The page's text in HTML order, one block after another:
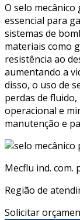
O selo
essencial para
sistemas de
materiais como
resistência ao
aumentando a
disso, o uso de
perdas de
operacional e
manutenção e
Mecflu ind. com.
Região de
Solicitar